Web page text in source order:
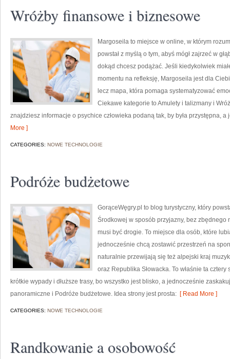
Wróżby finansowe i biznesowe
Margoseila to miejsce w online, w którym
powstał z myślą o tym, abyś mógł zajrzeć w
dokąd chcesz podążać. Jeśli kiedykolwiek
momentu na refleksję, Margoseila jest dla
lecz mapa, która pomaga systematyzować
Ciekawe kategorie to Amulety i talizmany i
znajdziesz informacje o psychice człowieka podaną tak, by była przystępna,
More ]
CATEGORIES: NOWE TECHNOLOGIE
Podróże budżetowe
GorąceWęgry.pl to blog turystyczny, który
Środkowej w sposób przyjazny, bez
musi być drogie. To miejsce dla osób, które
jednocześnie chcą zostawić przestrzeń na
naturalnie przewijają się też alpejski kraj
oraz Republika Słowacka. To właśnie ta
krótkie wypady i dłuższe trasy, bo wszystko jest blisko, a jednocześnie
panoramiczne i Podróże budżetowe. Idea strony jest prosta: [ Read More ]
CATEGORIES: NOWE TECHNOLOGIE
Randkowanie a osobowość